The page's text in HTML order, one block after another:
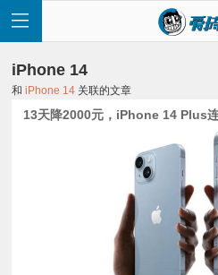
iPhone 14
和iPhone 14 关联的文章